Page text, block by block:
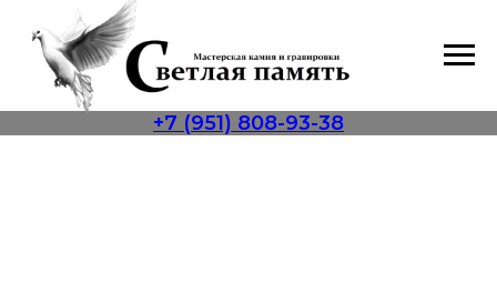
+7 (951) 808-93-38